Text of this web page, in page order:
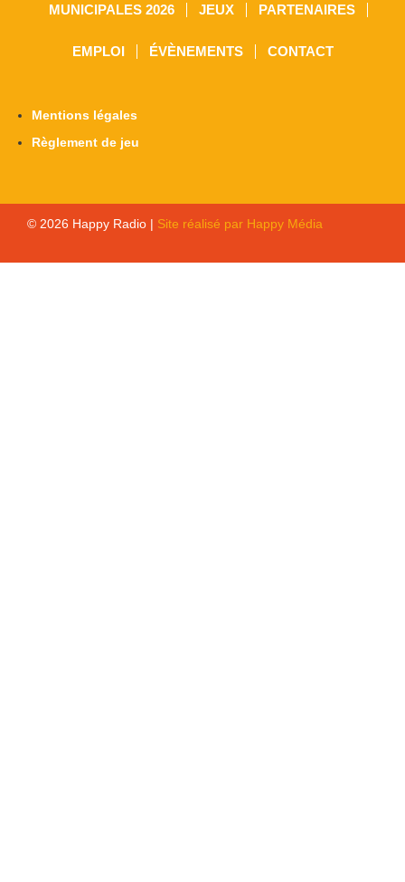
MUNICIPALES 2026 JEUX PARTENAIRES
EMPLOI ÉVÈNEMENTS CONTACT
Mentions légales
Règlement de jeu
© 2026 Happy Radio | Site réalisé par Happy Média